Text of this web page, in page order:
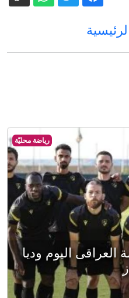
رياضة محليّة
العراقى اليوم وديا